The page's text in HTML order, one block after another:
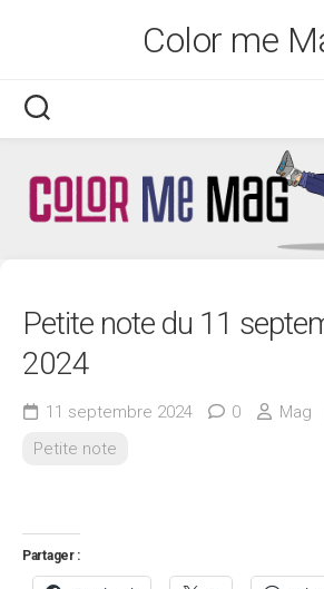
Color me
Petite note du 11
2024
11 septembre 2024 0 Mag
Petite note
Partager :